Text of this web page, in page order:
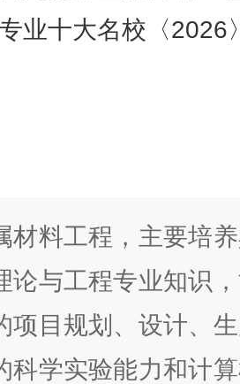
业十大名校〈2026
材料工程，主要培
论与工程专业知识
项目规划、设计、
科学实验能力和计